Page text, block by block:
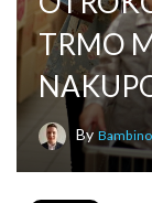
TRMO
By Bambino